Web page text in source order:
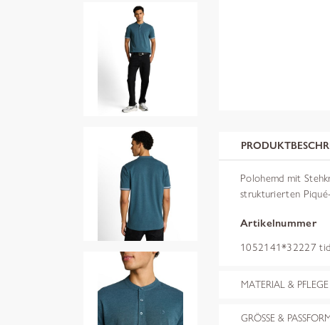
Polohemd mit
strukturierten
Artikelnummer
1052141*32227
MATERIAL & PFLEGE
GRÖSSE &